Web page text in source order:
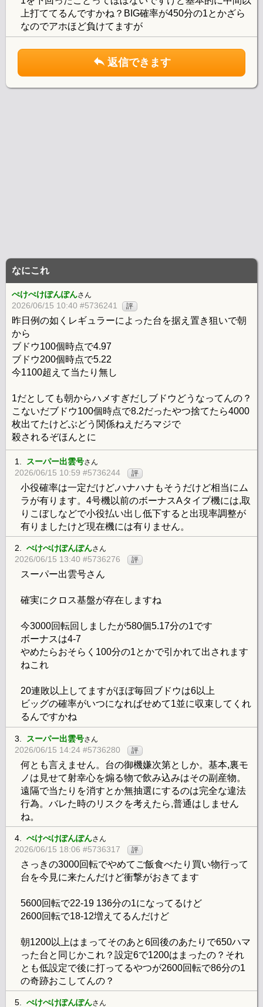
上打ててるんですかね？BIG確率が450分の1とかざら
なのでアホほど負けてますが
返信できます
なにこれ
ぺけぺけぽんぽんさん
2026/06/15 10:40 #5736241 評
昨日例の如くレギュラーによった台を据え置き狙いで朝
から
ブドウ100個時点で4.97
ブドウ200個時点で5.22
今1100超えて当たり無し
1だとしても朝からハメすぎだしブドウどうなってんの？
こないだブドウ100個時点で8.2だったやつ捨てたら4000
枚出てたけどぶどう関係ねえだろマジで
殺されるぞほんとに
1. スーパー出雲号さん
2026/06/15 10:59 #5736244 評
小役確率は一定だけど,ハナハナもそうだけど相当にム
ラが有ります。4号機以前のボーナスAタイプ機には,取
りこぼしなどで小役払い出し低下すると出現率調整が
有りましたけど現在機には有りません。
2. ぺけぺけぽんぽんさん
2026/06/15 13:40 #5736276 評
スーパー出雲号さん
確実にクロス基盤が存在しますね
今3000回転回しましたが580個5.17分の1です
ボーナスは4-7
やめたらおそらく100分の1とかで引かれて出されます
ねこれ
20連敗以上してますがほぼ毎回ブドウは6以上
ビッグの確率がいつになればせめて1並に収束してくれ
るんですかね
3. スーパー出雲号さん
2026/06/15 14:24 #5736280 評
何とも言えません。台の御機嫌次第としか。基本,裏モ
ノは見せて射幸心を煽る物で飲み込みはその副産物。
遠隔で当たりを消すとか無抽選にするのは完全な違法
行為。バレた時のリスクを考えたら,普通はしません
ね。
4. ぺけぺけぽんぽんさん
2026/06/15 18:06 #5736317 評
さっきの3000回転でやめてご飯食べたり買い物行って
台を今見に来たんだけど衝撃がおきてます
5600回転で22-19 136分の1になってるけど
2600回転で18-12増えてるんだけど
朝1200以上はまってそのあと6回後のあたりで650ハマ
った台と同じかこれ？設定6で1200はまったの？それ
とも低設定で後に打ってるやつが2600回転で86分の1
の奇跡おこしてんの？
5. ぺけぺけぽんぽんさん